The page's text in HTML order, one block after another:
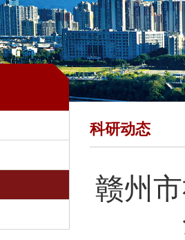
科研动态
赣州